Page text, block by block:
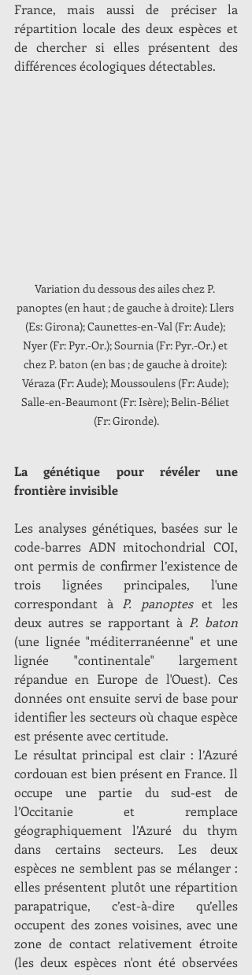
France, mais aussi de préciser la
répartition locale des deux espèces et
de chercher si elles présentent des
différences écologiques détectables.
Variation du dessous des ailes chez P.
panoptes (en haut ; de gauche à droite): Llers
(Es: Girona); Caunettes-en-Val (Fr: Aude);
Nyer (Fr: Pyr.-Or.); Sournia (Fr: Pyr.-Or.) et
chez P. baton (en bas ; de gauche à droite):
Véraza (Fr: Aude); Moussoulens (Fr: Aude);
Salle-en-Beaumont (Fr: Isère); Belin-Béliet
(Fr: Gironde).
La génétique pour révéler une
frontière invisible
Les analyses génétiques, basées sur le
code-barres ADN mitochondrial COI,
ont permis de confirmer l’existence de
trois lignées principales, l'une
correspondant à P. panoptes et les
deux autres se rapportant à
(une lignée "méditerranéenne" et une
lignée "continentale" largement
répandue en Europe de l'Ouest). Ces
données ont ensuite servi de base pour
identifier les secteurs où chaque espèce
est présente avec certitude.
Le résultat principal est clair : l’Azuré
cordouan est bien présent en France. Il
occupe une partie du sud-est de
l’Occitanie et remplace
géographiquement l’Azuré du thym
dans certains secteurs. Les deux
espèces ne semblent pas se mélanger :
elles présentent plutôt une répartition
parapatrique, c’est-à-dire qu’elles
occupent des zones voisines, avec une
zone de contact relativement étroite
(les deux espèces n'ont été observées